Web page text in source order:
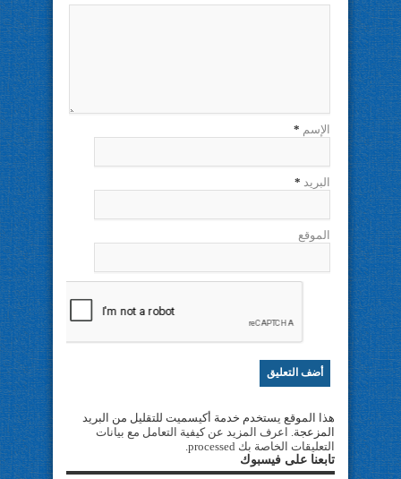
الإسم *
البريد *
الموقع
هذا الموقع يستخدم خدمة أكيسميت للتقليل من البريد
المزعجة. اعرف المزيد عن كيفية التعامل مع بيانات
التعليقات الخاصة بك processed
تابعنا على فيسبوك